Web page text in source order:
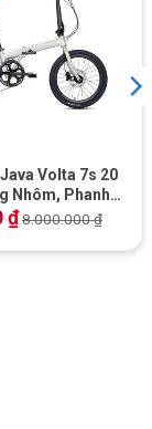
Volta 7s 20
Nhôm, Phanh
₫8.000.000₫